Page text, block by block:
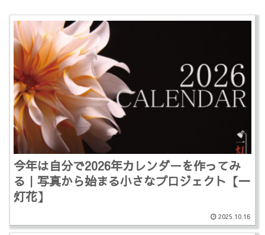
今年は自分で2026年カレンダーを作ってみ
る｜写真から始まる小さなプロジェクト【一
灯花】
2025.10.16